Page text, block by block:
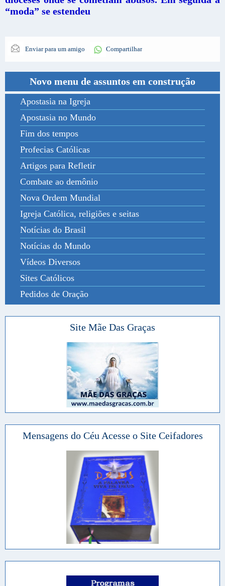
“moda” se estendeu
Enviar para um amigo Compartilhar
Novo menu de assuntos em construção
Apostasia na Igreja
Apostasia no Mundo
Fim dos tempos
Profecias Católicas
Artigos para Refletir
Combate ao demônio
Nova Ordem Mundial
Igreja Católica, religiões e seitas
Notícias do Brasil
Notícias do Mundo
Vídeos Diversos
Sites Católicos
Pedidos de Oração
Site Mãe Das Graças
Mensagens do Céu Acesse o Site Ceifadores